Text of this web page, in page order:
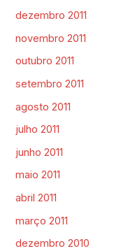
dezembro 2011
novembro 2011
outubro 2011
setembro 2011
agosto 2011
julho 2011
junho 2011
maio 2011
abril 2011
março 2011
dezembro 2010